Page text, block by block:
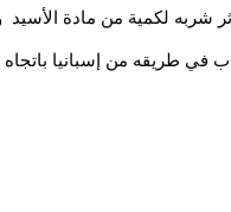
شربه لكمية من مادة الأسيد
طريقه من إسبانيا باتجاه